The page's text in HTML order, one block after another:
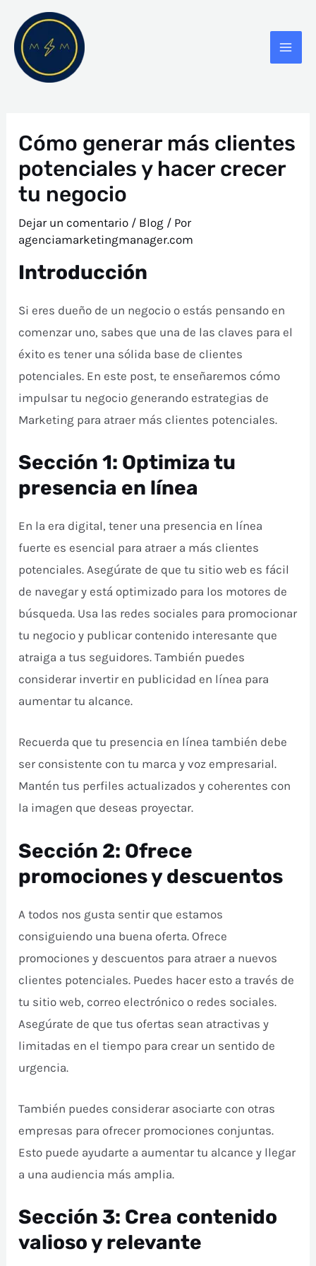
contenido
Cómo generar más clientes
potenciales y hacer crecer
tu negocio
Dejar un comentario / Blog / Por
agenciamarketingmanager.com
Introducción
Si eres dueño de un negocio o estás pensando en
comenzar uno, sabes que una de las claves para el
éxito es tener una sólida base de clientes
potenciales. En este post, te enseñaremos cómo
impulsar tu negocio generando estrategias de
Marketing para atraer más clientes potenciales.
Sección 1: Optimiza tu
presencia en línea
En la era digital, tener una presencia en línea
fuerte es esencial para atraer a más clientes
potenciales. Asegúrate de que tu sitio web es fácil
de navegar y está optimizado para los motores de
búsqueda. Usa las redes sociales para promocionar
tu negocio y publicar contenido interesante que
atraiga a tus seguidores. También puedes
considerar invertir en publicidad en línea para
aumentar tu alcance.
Recuerda que tu presencia en línea también debe
ser consistente con tu marca y voz empresarial.
Mantén tus perfiles actualizados y coherentes con
la imagen que deseas proyectar.
Sección 2: Ofrece
promociones y descuentos
A todos nos gusta sentir que estamos
consiguiendo una buena oferta. Ofrece
promociones y descuentos para atraer a nuevos
clientes potenciales. Puedes hacer esto a través de
tu sitio web, correo electrónico o redes sociales.
Asegúrate de que tus ofertas sean atractivas y
limitadas en el tiempo para crear un sentido de
urgencia.
También puedes considerar asociarte con otras
empresas para ofrecer promociones conjuntas.
Esto puede ayudarte a aumentar tu alcance y llegar
a una audiencia más amplia.
Sección 3: Crea contenido
valioso y relevante
Navegación
entradas